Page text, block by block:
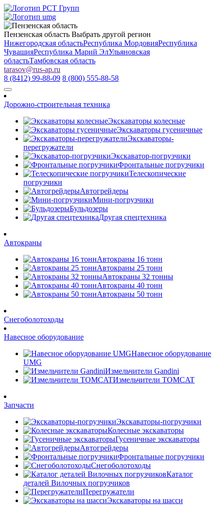
Пензенская область Выбрать другой регион
Нижегородская областьРеспублика МордовияРеспублика
ЧувашияРеспублика Марий ЭлУльяновская
областьТамбовская область
tarasov@rus-ap.ru
8 (8412) 99-88-09 8 (800) 555-88-58
Дорожно-строительная техника
Экскаваторы колесные
Экскаваторы гусеничные
Экскаваторы-
перегружатели
Экскаватор-погрузчики
Фронтальные погрузчики
Телескопические
погрузчики
Автогрейдеры
Мини-погрузчики
Бульдозеры
Другая спецтехника
Автокраны
Автокраны 16 тонн
Автокраны 25 тонн
Автокраны 32 тонны
Автокраны 40 тонн
Автокраны 50 тонн
Снегоболотоходы
Навесное оборудование
Навесное оборудование
UMG
Измельчители Gandini
Измельчители TOMCAT
Запчасти
Экскаваторы-погрузчики
Колесные экскаваторы
Гусеничные экскаваторы
Автогрейдеры
Фронтальные погрузчики
Снегоболотоходы
Каталог
деталей Вилочных погрузчиков
Перегружатели
Экскаваторы на шасси